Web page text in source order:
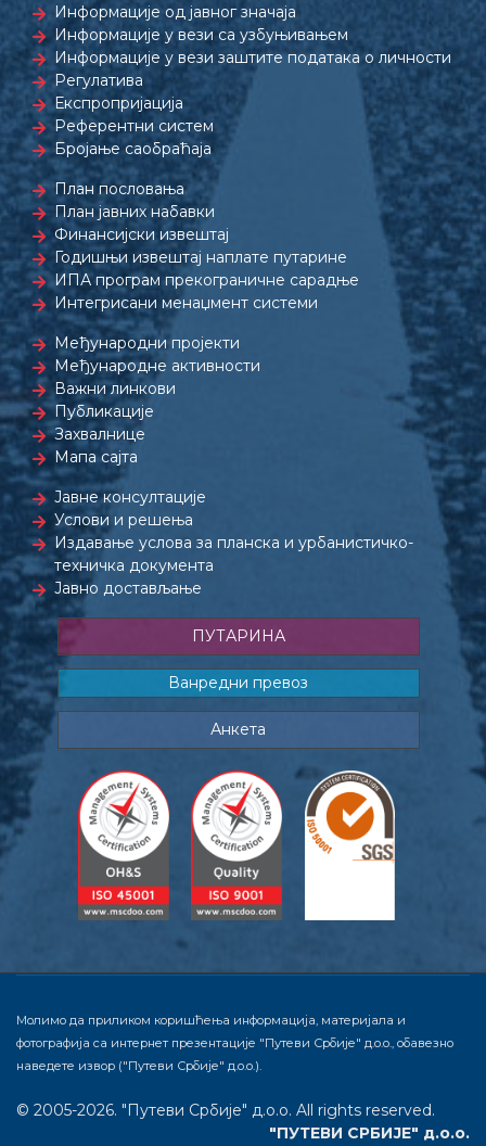
Информације од јавног значаја
Информације у вези са узбуњивањем
Информације у вези заштите података о личности
Регулатива
Експропријација
Референтни систем
Бројање саобраћаја
План пословања
План јавних набавки
Финансијски извештај
Годишњи извештај наплате путарине
ИПА програм прекограничне сарадње
Интегрисани менаџмент системи
Међународни пројекти
Међународне активности
Важни линкови
Публикације
Захвалнице
Мапа сајта
Јавне консултације
Услови и решења
Издавање услова за планска и урбанистичко-
техничка документа
Јавно достављање
ПУТАРИНА
Ванредни превоз
Анкета
Молимо да приликом коришћења информација, материјала и
фотографија са интернет презентације "Путеви Србије" д.о.о., обавезно
наведете извор ("Путеви Србије" д.о.о.).
© 2005-2026. "Путеви Србије" д.о.о. All rights reserved.
"ПУТЕВИ СРБИЈЕ" д.о.о.